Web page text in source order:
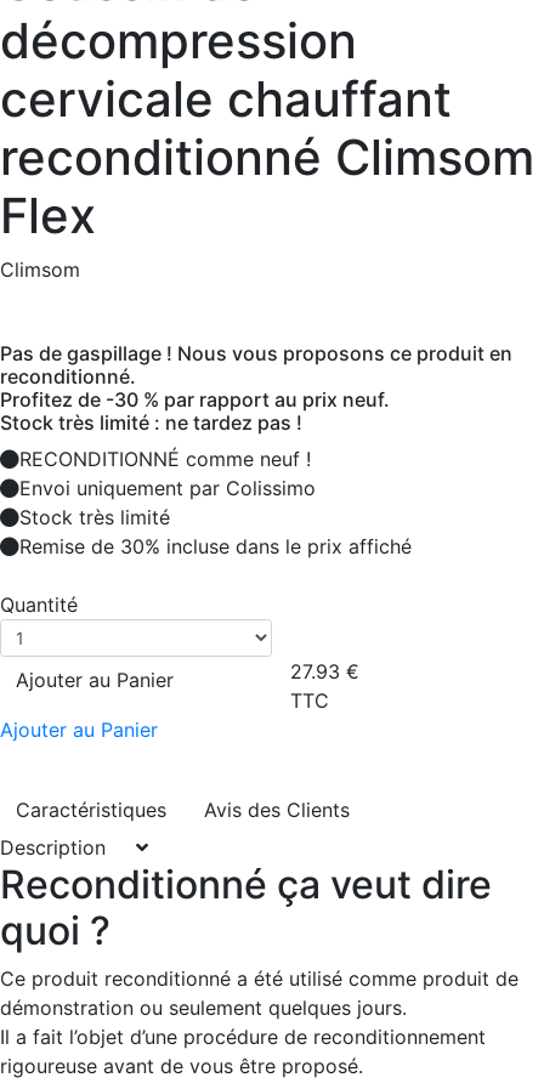
décompression
cervicale chauffant
reconditionné Climsom
Flex
Climsom
Pas de gaspillage ! Nous vous proposons ce produit en
reconditionné.
Profitez de -30 % par rapport au prix neuf.
Stock très limité : ne tardez pas !
RECONDITIONNÉ comme neuf !
Envoi uniquement par Colissimo
Stock très limité
Remise de 30% incluse dans le prix affiché
Quantité
Ajouter au Panier
Ajouter au Panier
27.93 €
TTC
Caractéristiques
Avis des Clients
Description
Reconditionné ça veut dire
quoi ?
Ce produit reconditionné a été utilisé comme produit de
démonstration ou seulement quelques jours.
Il a fait l’objet d’une procédure de reconditionnement
rigoureuse avant de vous être proposé.